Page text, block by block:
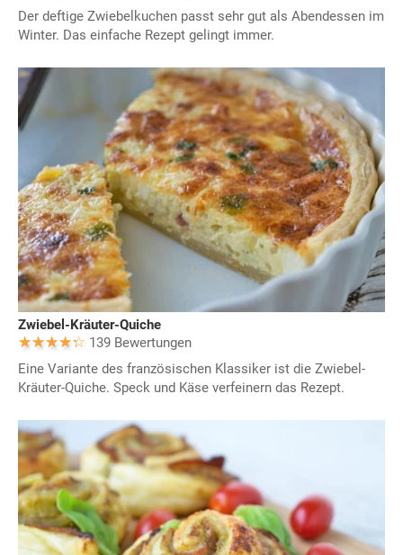
Der deftige Zwiebelkuchen passt sehr gut als Abendessen im
Winter. Das einfache Rezept gelingt immer.
Zwiebel-Kräuter-Quiche
139 Bewertungen
Eine Variante des französischen Klassiker ist die Zwiebel-
Kräuter-Quiche. Speck und Käse verfeinern das Rezept.